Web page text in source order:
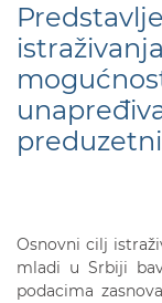
Osnovni cilj
mladi u Srbiji
podacima